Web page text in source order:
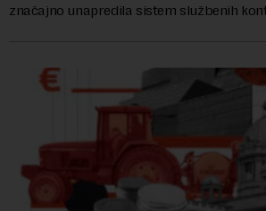
značajno unapredila sistem službenih